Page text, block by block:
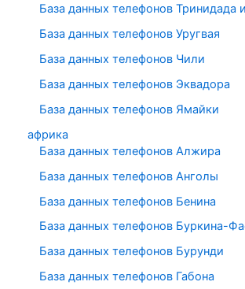
База данных телефонов Тринидада
База данных телефонов Уругвая
База данных телефонов Чили
База данных телефонов Эквадора
База данных телефонов Ямайки
африка
База данных телефонов Алжира
База данных телефонов Анголы
База данных телефонов Бенина
База данных телефонов Буркина-
База данных телефонов Бурунди
База данных телефонов Габона